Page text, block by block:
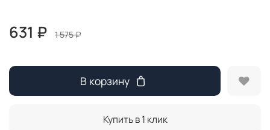
631 ₽ 1 575 ₽
В корзину
Купить в 1 клик